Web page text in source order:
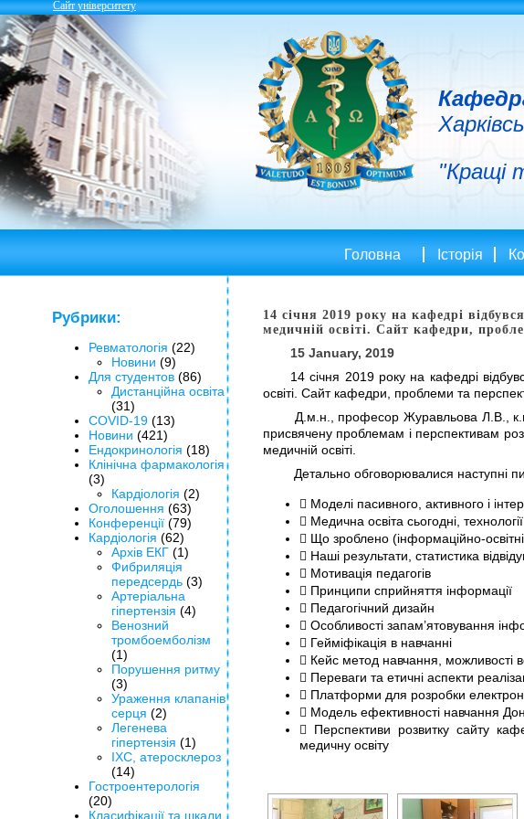
Сайт університету
"Кращі
Головна Історія
Рубрики:
Ревматологія (22)
Новини (9)
Для студентов (86)
Дистанційна освіта
(31)
COVID-19 (13)
Новини (421)
Ендокринологія (18)
Клінічна фармакологія
(3)
Кардіологія (2)
Оголошення (63)
Конференції (79)
Кардіологія (62)
Архів ЕКГ (1)
Фибриляція
передсердь (3)
Артеріальна
гіпертензія (4)
Венозний
тромбоемболізм
(1)
Порушення ритму
(3)
Ураження клапанів
серця (2)
Легенева
гіпертензія (1)
ІХС, атеросклероз
(14)
Гостроентерологія
(20)
Класифікації та шкали
14 січня 2019 року на кафедрі
медичній освіті. Сайт кафедри,
15 January, 2019
14 січня 2019 року на кафедрі
освіті. Сайт кафедри, проблеми та
Д.м.н., професор Журавльова Л.В.,
присвячену проблемам і перспективам
медичній освіті.
Детально обговорювалися наступні
 Моделі пасивного, активного і
 Медична освіта сьогодні, технології
 Що зроблено (інформаційно-
 Наші результати, статистика
 Мотивація педагогів
 Принципи сприйняття інформації
 Педагогічний дизайн
 Особливості запам’ятовування
 Гейміфікація в навчанні
 Кейс метод навчання, можливості
 Переваги та етичні аспекти
 Платформи для розробки
 Модель ефективності навчання
 Перспективи розвитку сайту
медичну освіту